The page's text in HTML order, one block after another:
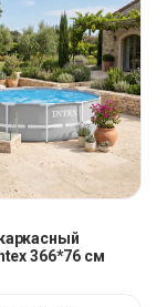
366*76 см